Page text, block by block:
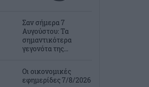
Σαν σήμερα 7
Αυγούστου: Τα
σημαντικότερα
γεγονότα της...
Οι οικονομικές
εφημερίδες 7/8/2026